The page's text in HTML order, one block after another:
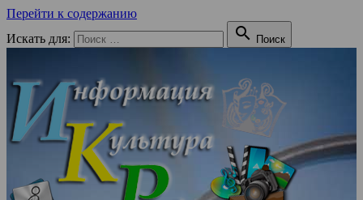
Перейти к содержанию
Искать для:
 Поиск